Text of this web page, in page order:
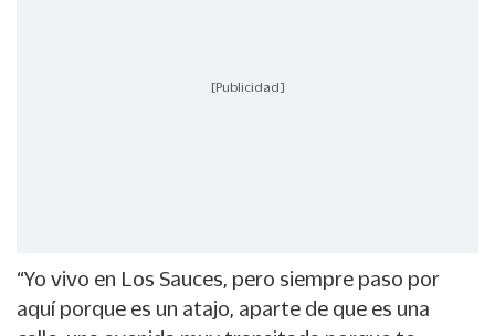
[Publicidad]
“Yo vivo en Los Sauces, pero siempre paso por
aquí porque es un atajo, aparte de que es una